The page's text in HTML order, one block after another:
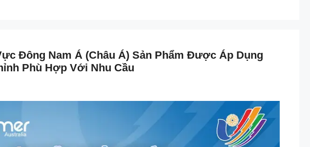
Đông Nam Á (Châu Á) Sản Phẩm Được Áp Dụng
Phù Hợp Với Nhu Cầu